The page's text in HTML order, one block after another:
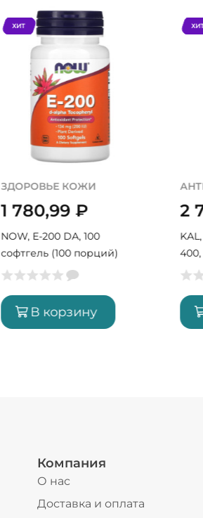
ХИТ
ЗДОРОВЬЕ КОЖИ
1 780,99₽
NOW, E-200 DA, 100
софтгель (100 порций)
В корзину
2
Компания
О нас
Доставка и оплата